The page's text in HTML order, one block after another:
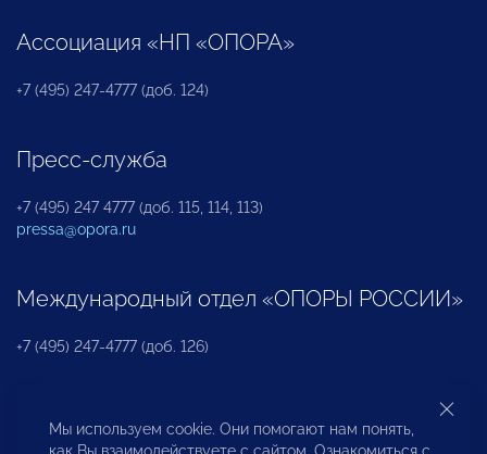
Ассоциация «НП «ОПОРА»
+7 (495) 247-4777 (доб. 124)
Пресс-служба
+7 (495) 247 4777 (доб. 115, 114, 113)
pressa@opora.ru
Международный отдел «ОПОРЫ РОССИИ»
+7 (495) 247-4777 (доб. 126)
Бюро по защите прав предпринимателей и
инвесторов
Мы используем cookie. Они помогают нам понять,
как Вы взаимодействуете с сайтом. Ознакомиться с